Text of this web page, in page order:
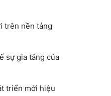
trên nền tảng
sự gia tăng của
triển mới hiệu